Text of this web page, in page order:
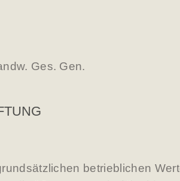
Ges. Gen.
betrieblichen